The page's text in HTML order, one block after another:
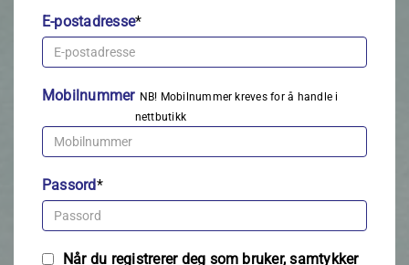
E-postadresse*
Mobilnummer NB! Mobilnummer kreves for å handle i
nettbutikk
Passord*
Når du registrerer deg som bruker, samtykker